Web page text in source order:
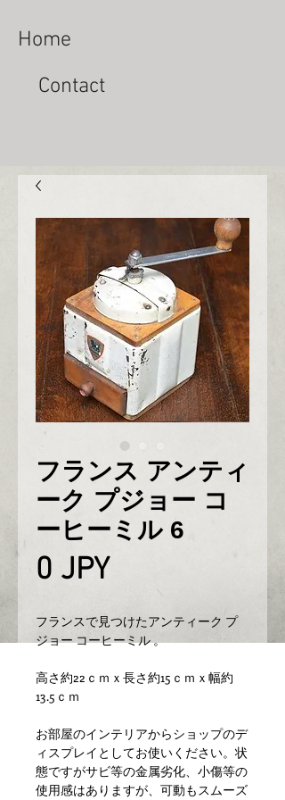
Home
Contact
フランス アンティ
ーク プジョー コ
ーヒーミル 6
0 JPYPrix
フランスで見つけたアンティーク プ
ジョー コーヒーミル 。
高さ約22ｃｍｘ長さ約15ｃｍｘ幅約
13.5ｃｍ
お部屋のインテリアからショップのデ
ィスプレイとしてお使いください。状
態ですがサビ等の金属劣化、小傷等の
使用感はありますが、可動もスムーズ